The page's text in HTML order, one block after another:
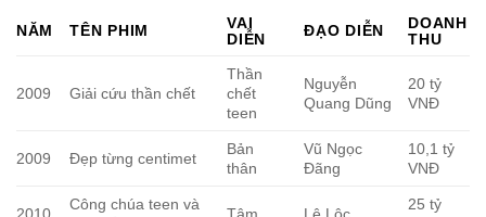
NĂM TÊN PHIM
VAI
DIỄN
ĐẠO DIỄN
DOANH
THU
2009 Giải cứu thần chết
Thần
chết
teen
Nguyễn
Quang Dũng
20 tỷ
VNĐ
2009 Đẹp từng centimet
Bản
thân
Vũ Ngọc
Đãng
10,1 tỷ
VNĐ
2010
Công chúa teen và
Tâm Lê Lộc
25 tỷ